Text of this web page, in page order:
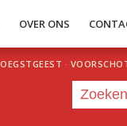
OVER ONS
OEGSTGEEST ·